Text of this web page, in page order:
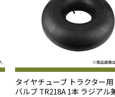
タイヤチューブ トラクター用
バルブ TR218A 1本 ラジアル